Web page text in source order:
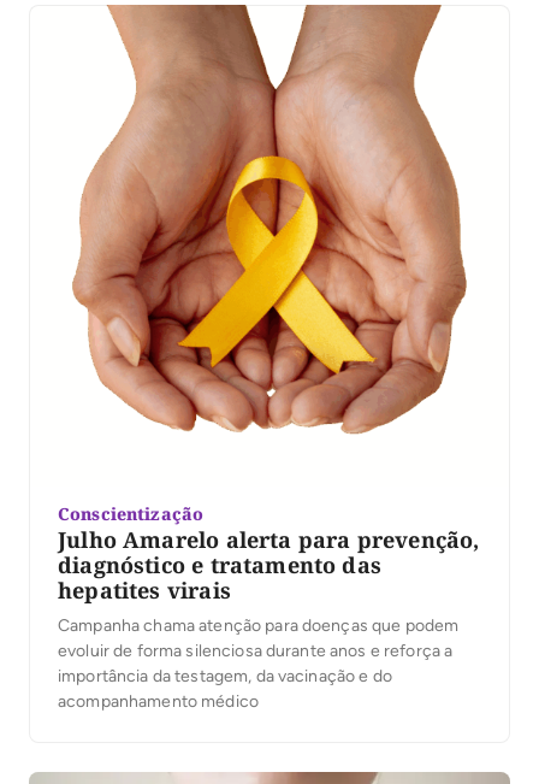
Conscientização
Julho Amarelo alerta para prevenção,
diagnóstico e tratamento das
hepatites virais
Campanha chama atenção para doenças que podem
evoluir de forma silenciosa durante anos e reforça a
importância da testagem, da vacinação e do
acompanhamento médico